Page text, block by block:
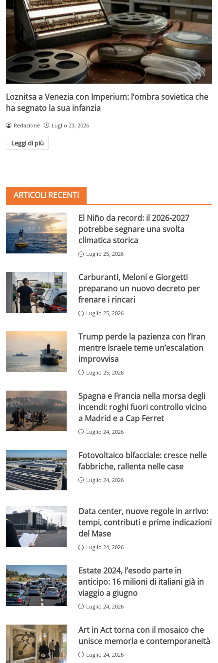
Loznitsa a Venezia con Imperium: l’ombra sovietica che
ha segnato la sua infanzia
Redazione Luglio 23, 2026
Leggi di più
ARTICOLI RECENTI
El Niño da record: il 2026-2027
potrebbe segnare una svolta
climatica storica
Luglio 25, 2026
Carburanti, Meloni e Giorgetti
preparano un nuovo decreto per
frenare i rincari
Luglio 25, 2026
Trump perde la pazienza con l’Iran
mentre Israele teme un’escalation
improvvisa
Luglio 25, 2026
Spagna e Francia nella morsa degli
incendi: roghi fuori controllo vicino
a Madrid e a Cap Ferret
Luglio 24, 2026
Fotovoltaico bifacciale: cresce nelle
fabbriche, rallenta nelle case
Luglio 24, 2026
Data center, nuove regole in arrivo:
tempi, contributi e prime indicazioni
del Mase
Luglio 24, 2026
Estate 2024, l’esodo parte in
anticipo: 16 milioni di italiani già in
viaggio a giugno
Luglio 24, 2026
Art in Act torna con il mosaico che
unisce memoria e contemporaneità
Luglio 24, 2026